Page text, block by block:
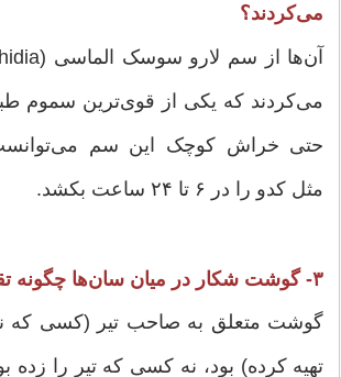
می‌کردند؟
می‌کردند که یکی از قوی‌ترین سموم
حتی خراش کوچک این سم
مثل کدو را در ۶ تا ۲۴ ساعت بکشد.
۳- گوشت شکار در میان سان‌ها چگونه تقسیم می‌شد؟
گوشت متعلق به صاحب تیر (کسی که
تهیه کرده) بود، نه کسی که تیر را